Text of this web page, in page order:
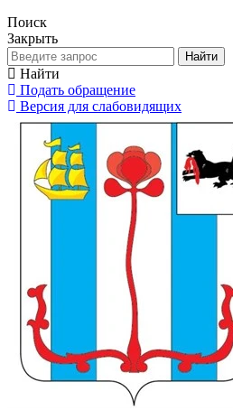
Поиск
Закрыть
Найти
Найти
Подать обращение
Версия для слабовидящих